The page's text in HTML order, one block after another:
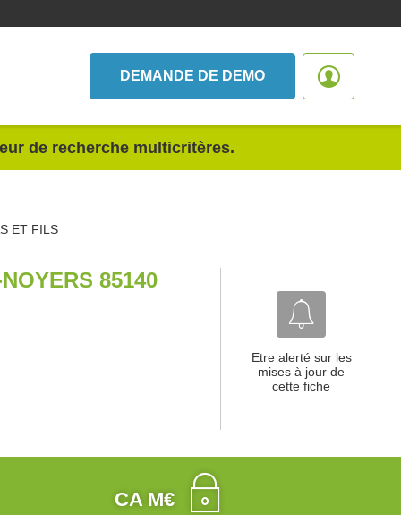
DEMANDE DE DEMO
de recherche multicritères.
ET FILS
85140
Etre alerté sur les
mises à jour de
cette fiche
CA M€